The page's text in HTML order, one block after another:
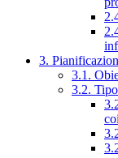
3.
3.1.
3.2.